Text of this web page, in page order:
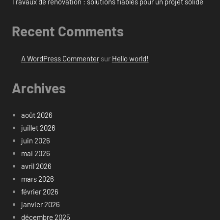
Recent Comments
A WordPress Commentersur Hello world!
Archives
août 2026
juillet 2026
juin 2026
mai 2026
avril 2026
mars 2026
février 2026
janvier 2026
décembre 2025